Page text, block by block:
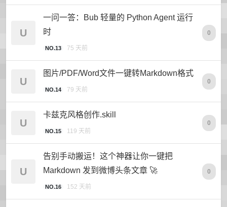
U
一问一答：Bub 轻量的 Python Agent 运行
时
NO.13 75 天前
0
U
图片/PDF/Word文件一键转Markdown格式
NO.14 79 天前
0
U
卡兹克风格创作.skill
NO.15 119 天前
0
U
告别手动搬运！这个神器让你一键把
Markdown 发到微博头条文章 🚀
NO.16 152 天前
0